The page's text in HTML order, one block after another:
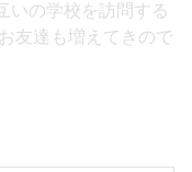
いの学校を訪問する
友達も増えてきので